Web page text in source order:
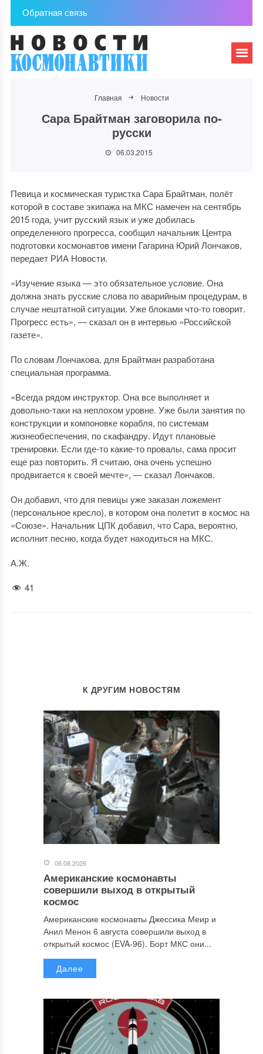
Обратная связь
Главная Новости
Сара Брайтман заговорила по-
русски
06.03.2015
Певица и космическая туристка Сара Брайтман, полёт
которой в составе экипажа на МКС намечен на сентябрь
2015 года, учит русский язык и уже добилась
определенного прогресса, сообщил начальник Центра
подготовки космонавтов имени Гагарина Юрий Лончаков,
передает РИА Новости.
«Изучение языка — это обязательное условие. Она
должна знать русские слова по аварийным процедурам, в
случае нештатной ситуации. Уже блоками что-то говорит.
Прогресс есть», — сказал он в интервью «Российской
газете».
По словам Лончакова, для Брайтман разработана
специальная программа.
«Всегда рядом инструктор. Она все выполняет и
довольно-таки на неплохом уровне. Уже были занятия по
конструкции и компоновке корабля, по системам
жизнеобеспечения, по скафандру. Идут плановые
тренировки. Если где-то какие-то провалы, сама просит
еще раз повторить. Я считаю, она очень успешно
продвигается к своей мечте», — сказал Лончаков.
Он добавил, что для певицы уже заказан ложемент
(персональное кресло), в котором она полетит в космос на
«Союзе». Начальник ЦПК добавил, что Сара, вероятно,
исполнит песню, когда будет находиться на МКС.
А.Ж.
41
К ДРУГИМ НОВОСТЯМ
06.08.2026
Американские космонавты
совершили выход в открытый
космос
Американские космонавты Джессика Меир и
Анил Менон 6 августа совершили выход в
открытый космос (EVA-96). Борт МКС они...
Далее